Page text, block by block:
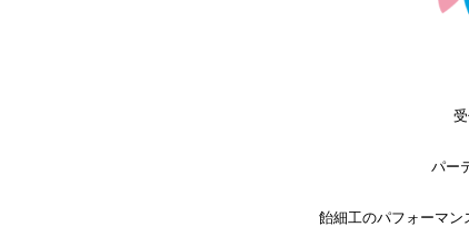
パー
飴細工のパフォーマ